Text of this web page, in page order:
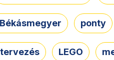
ponty
LEGO